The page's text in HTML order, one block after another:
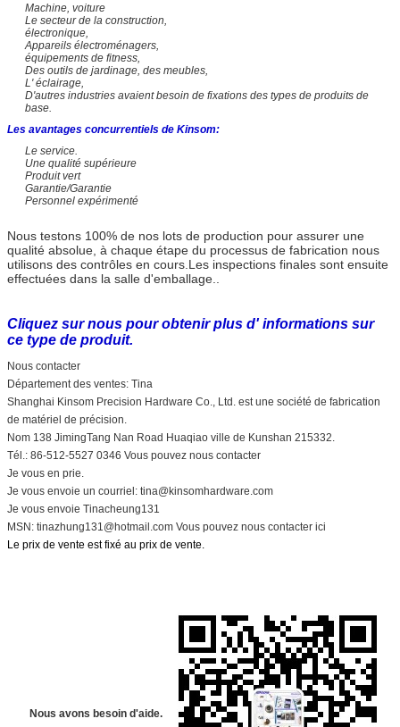
Machine, voiture
Le secteur de la construction,
électronique,
Appareils électroménagers,
équipements de fitness,
Des outils de jardinage, des meubles,
L' éclairage,
D'autres industries avaient besoin de fixations des types de produits de
base.
Les avantages concurrentiels de Kinsom:
Le service.
Une qualité supérieure
Produit vert
Garantie/Garantie
Personnel expérimenté
Nous testons 100% de nos lots de production pour assurer une
qualité absolue, à chaque étape du processus de fabrication nous
utilisons des contrôles en cours.Les inspections finales sont ensuite
effectuées dans la salle d'emballage..
Cliquez sur nous pour obtenir plus d' informations sur
ce type de produit.
Nous contacter
Département des ventes: Tina
Shanghai Kinsom Precision Hardware Co., Ltd. est une société de fabrication
de matériel de précision.
Nom 138 JimingTang Nan Road Huaqiao ville de Kunshan 215332.
Tél.: 86-512-5527 0346 Vous pouvez nous contacter
Je vous en prie.
Je vous envoie un courriel: tina@kinsomhardware.com
Je vous envoie Tinacheung131
MSN: tinazhung131@hotmail.com Vous pouvez nous contacter ici
Le prix de vente est fixé au prix de vente.
Nous avons besoin d'aide.